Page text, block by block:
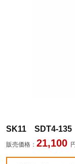
SK11 SDT4-135
販売価格： 21,100